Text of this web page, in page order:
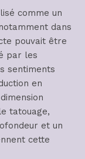
comme un
dans
pouvait être
par les
sentiments
en
tatouage,
et un
cette